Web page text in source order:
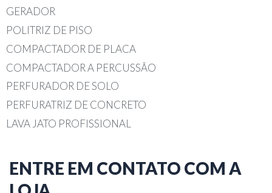
GERADOR
POLITRIZ DE PISO
COMPACTADOR DE PLACA
COMPACTADOR A PERCUSSÃO
PERFURADOR DE SOLO
PERFURATRIZ DE CONCRETO
LAVA JATO PROFISSIONAL
ENTRE EM CONTATO COM A